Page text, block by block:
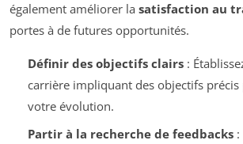
également améliorer la satisfaction au
portes à de futures opportunités.
Définir des objectifs clairs:
carrière impliquant des objectifs
votre évolution.
Partir à la recherche de feedbacks: